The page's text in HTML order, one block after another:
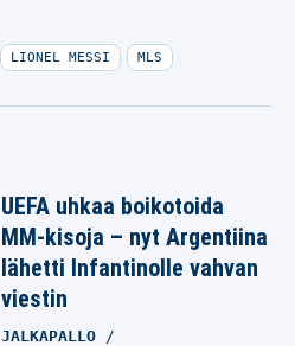
LIONEL MESSI MLS
UEFA uhkaa boikotoida
MM-kisoja – nyt Argentiina
lähetti Infantinolle vahvan
viestin
JALKAPALLO